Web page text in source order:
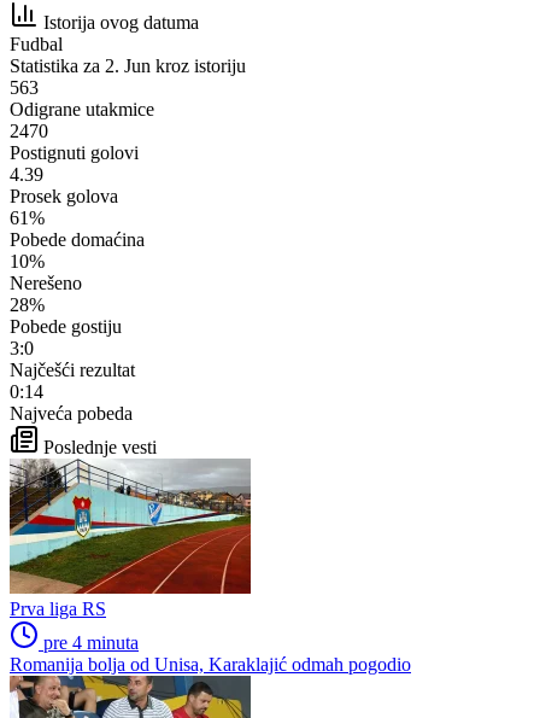
Istorija ovog datuma
Fudbal
Statistika za 2. Jun kroz istoriju
563
Odigrane utakmice
2470
Postignuti golovi
4.39
Prosek golova
61%
Pobede domaćina
10%
Nerešeno
28%
Pobede gostiju
3:0
Najčešći rezultat
0:14
Najveća pobeda
Poslednje vesti
Prva liga RS
pre 4 minuta
Romanija bolja od Unisa, Karaklajić odmah pogodio